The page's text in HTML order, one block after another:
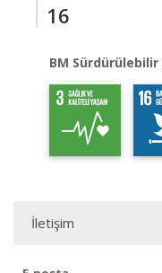
16
BM Sürdürülebilir
İletişim